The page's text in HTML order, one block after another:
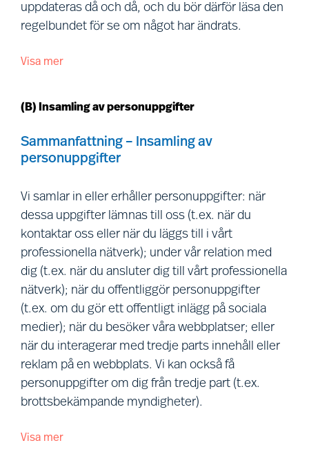
uppdateras då och då, och du bör därför läsa den
regelbundet för se om något har ändrats.
Denna policy utfärdas av var och en av de
https://www.mercuriurval.com/global/contact/find-
”oss” och ”vår”) och riktar sig till personer utanför
vår organisation som vi interagerar med,
nätverk, kandidater, projektdeltagare, kunder,
besökare på våra webbplatser, andra användare
av våra tjänster, personal hos kunder samt
leverantörer och besökare i våra lokaler
(tillsammans benämnda ”du”). Definierade
termer som används i denna policy förklaras i
avsnitt (R) nedan.
Vi förstår att din integritet är viktig. Denna policy
beskriver hur vi behandlar och skyddar dina
personuppgifter i samband med våra olika
affärsaktiviteter, syftet med vår behandling samt
behandla dina personuppgifter.
Visa mer
(B) Insamling av personuppgifter
Sammanfattning – Insamling av
personuppgifter
Vi samlar in eller erhåller personuppgifter: när
dessa uppgifter lämnas till oss (t.ex. när du
kontaktar oss eller när du läggs till i vårt
professionella nätverk); under vår relation med
dig (t.ex. när du ansluter dig till vårt professionella
nätverk); när du offentliggör personuppgifter
(t.ex. om du gör ett offentligt inlägg på sociala
medier); när du besöker våra webbplatser; eller
när du interagerar med tredje parts innehåll eller
reklam på en webbplats. Vi kan också få
personuppgifter om dig från tredje part (t.ex.
brottsbekämpande myndigheter).
Insamling av personuppgifter:
Visa mer